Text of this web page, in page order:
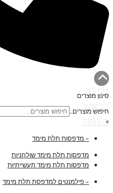
גלילה
העמוד
סינון מוצרים
חיפוש מוצרים..
×
– מדפסות תלת מימד
מדפסות תלת מימד שולחניות
מדפסות תלת מימד תעשייתיות
– פילמנטים למדפסת תלת מימד